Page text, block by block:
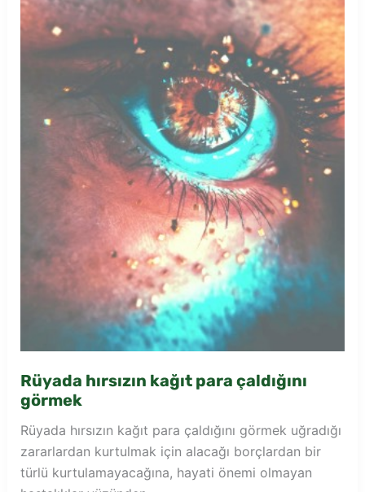
Rüyada hırsızın kağıt para çaldığını
görmek
Rüyada hırsızın kağıt para çaldığını görmek uğradığı
zararlardan kurtulmak için alacağı borçlardan bir
türlü kurtulamayacağına, hayati önemi olmayan